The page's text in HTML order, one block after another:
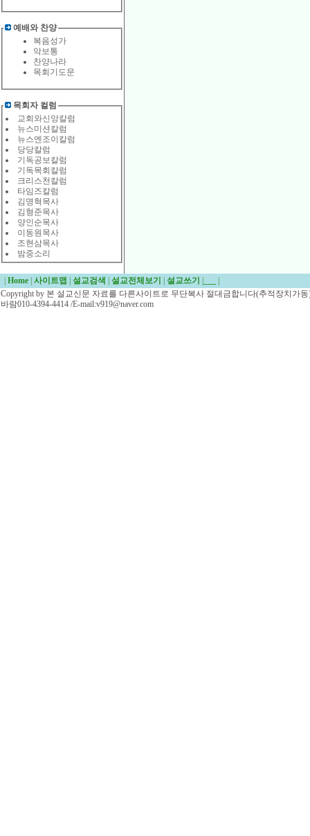
예배와 찬양
복음성가
악보통
찬양나라
목회기도문
목회자 컬럼
교회와신앙칼럼
뉴스미션칼럼
뉴스엔조이칼럼
당당칼럼
기독공보칼럼
기독목회칼럼
크리스천칼럼
타임즈칼럼
김명혁목사
김형준목사
양인순목사
이동원목사
조현삼목사
밤중소리
Home 사이트맵 설교검색 설교전체보기 설교쓰기
Copyright by 본 설교신문 자료를 다른사이트로 무단복사 절대금합니다(추적장치가
바람010-4394-4414 /E-mail:v919@naver.com